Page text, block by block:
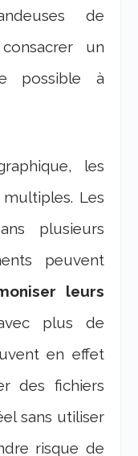
de
un
possible à
les
Les
plusieurs
peuvent
leurs
plus de
en effet
des fichiers
sans utiliser
risque de